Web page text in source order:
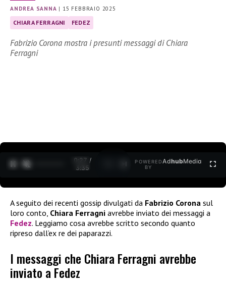
ANDREA SANNA | 15 FEBBRAIO 2025
CHIARA FERRAGNI FEDEZ
Fabrizio Corona mostra i presunti messaggi di Chiara
Ferragni
0:29 /
3:35
POWERED
BY
AdhubMedia
A seguito dei recenti gossip divulgati da Fabrizio Corona sul
loro conto, Chiara Ferragni avrebbe inviato dei messaggi a
Fedez. Leggiamo cosa avrebbe scritto secondo quanto
ripreso dall’ex re dei paparazzi.
I messaggi che Chiara Ferragni avrebbe
inviato a Fedez